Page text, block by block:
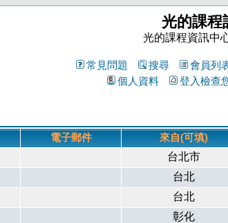
光的課程
光的課程資訊中
常見問題 搜尋 會員列
個人資料
登入檢查
電子郵件 來自(可填)
台北市
台北
台北
彰化